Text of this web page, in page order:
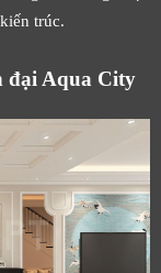
trúc.
đại Aqua City